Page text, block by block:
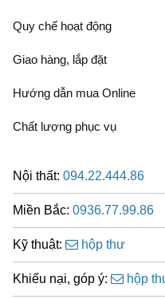
Quy chế hoạt động
Giao hàng, lắp đặt
Hướng dẫn mua Online
Chất lượng phục vụ
Nội thất: 094.22.444.86
Miền Bắc: 0936.77.99.86
Kỹ thuật: hộp thư
Khiếu nại, góp ý: hộp